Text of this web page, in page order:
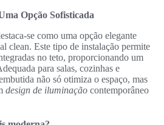
Opção Sofisticada
se como uma opção elegante
clean. Este tipo de instalação permite
no teto, proporcionando um
para salas, cozinhas e
não só otimiza o espaço, mas
design de iluminação contemporâneo